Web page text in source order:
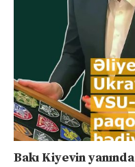
Bakı Kiyevin yanında